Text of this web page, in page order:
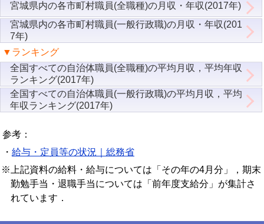
宮城県内の各市町村職員(全職種)の月収・年収(2017年)
宮城県内の各市町村職員(一般行政職)の月収・年収(201
7年)
▼ランキング
全国すべての自治体職員(全職種)の平均月収，平均年収
ランキング(2017年)
全国すべての自治体職員(一般行政職)の平均月収，平均
年収ランキング(2017年)
参考：
・ 給与・定員等の状況｜総務省
※上記資料の給料・給与については「その年の4月分」，期末
勤勉手当・退職手当については「前年度支給分」が集計さ
れています．